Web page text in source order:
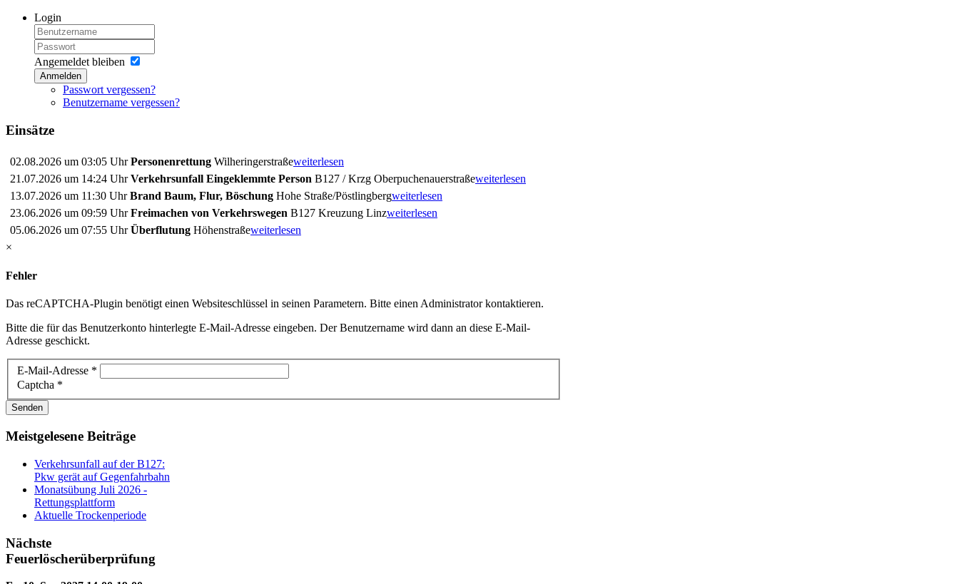
Login
Angemeldet bleiben
Anmelden
Passwort vergessen?
Benutzername vergessen?
Einsätze
02.08.2026 um 03:05 UhrPersonenrettung Wilheringerstraßeweiterlesen
21.07.2026 um 14:24 UhrVerkehrsunfall Eingeklemmte Person B127 / Krzg Oberpuchenauerstraßeweiterlesen
13.07.2026 um 11:30 UhrBrand Baum, Flur, Böschung Hohe Straße/Pöstlingbergweiterlesen
23.06.2026 um 09:59 UhrFreimachen von Verkehrswegen B127 Kreuzung Linzweiterlesen
05.06.2026 um 07:55 UhrÜberflutung Höhenstraßeweiterlesen
×
Fehler
Das reCAPTCHA-Plugin benötigt einen Websiteschlüssel in seinen Parametern. Bitte einen Administrator kontaktieren.
Bitte die für das Benutzerkonto hinterlegte E-Mail-Adresse eingeben. Der Benutzername wird dann an diese E-Mail-
Adresse geschickt.
E-Mail-Adresse *
Captcha *
Senden
Meistgelesene Beiträge
Verkehrsunfall auf der B127:
Pkw gerät auf Gegenfahrbahn
Monatsübung Juli 2026 -
Rettungsplattform
Aktuelle Trockenperiode
Nächste
Feuerlöscherüberprüfung